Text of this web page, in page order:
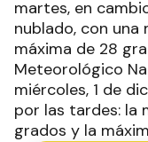
martes, en
nublado, con una
máxima de 28
Meteorológico
miércoles, 1 de
por las tardes: la
grados y la